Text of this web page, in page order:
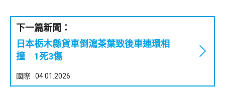
下一篇新聞：
日本栃木縣貨車倒瀉茶葉致後車連環相
撞 1死3傷
國際 04.01.2026